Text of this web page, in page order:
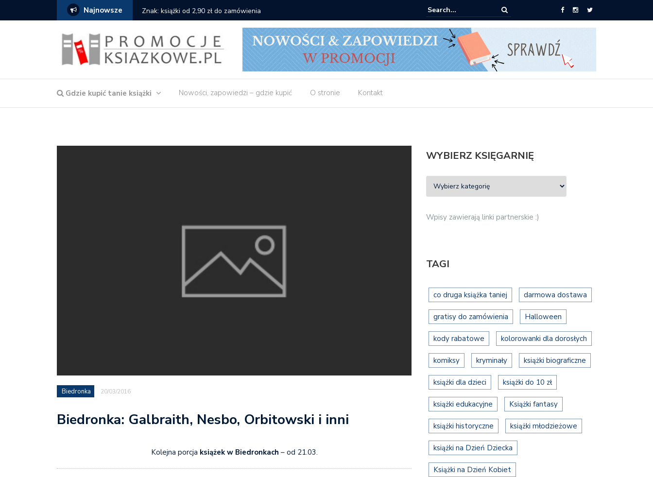
Najnowsze Znak: książki od 2,90 zł do zamówienia Matras: 10 książek za 69 zł
Gdzie kupić tanie książki Nowości, zapowiedzi – gdzie kupić O stronie Kontakt
Biedronka 20/03/2016
Biedronka: Galbraith, Nesbo, Orbitowski i inni
Kolejna porcja książek w Biedronkach – od 21.03.
WYBIERZ KSIĘGARNIĘ
Wpisy zawierają linki partnerskie :)
TAGI
co druga książka taniej darmowa dostawa
gratisy do zamówienia Halloween
kody rabatowe kolorowanki dla dorosłych
komiksy kryminały książki biograficzne
książki dla dzieci książki do 10 zł
książki edukacyjne Książki fantasy
książki historyczne książki młodzieżowe
książki na Dzień Dziecka
Książki na Dzień Kobiet